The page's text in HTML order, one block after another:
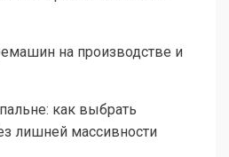
на производстве и
как выбрать
лишней массивности